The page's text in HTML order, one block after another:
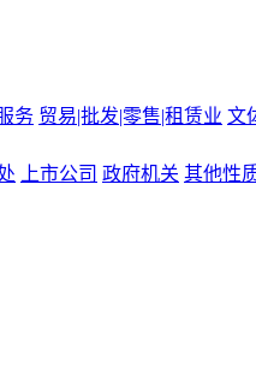
务 贸易|批发|零售|租赁业 文
上市公司 政府机关 其他性